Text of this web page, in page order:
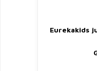
Eurekakids